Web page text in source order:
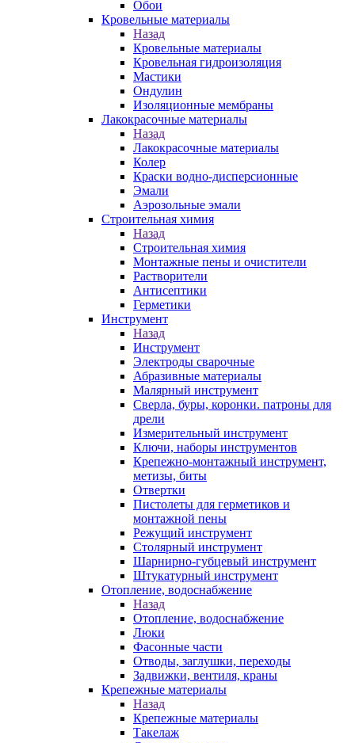
Обои
Кровельные материалы
Назад
Кровельные материалы
Кровельная гидроизоляция
Мастики
Ондулин
Изоляционные мембраны
Лакокрасочные материалы
Назад
Лакокрасочные материалы
Колер
Краски водно-дисперсионные
Эмали
Аэрозольные эмали
Строительная химия
Назад
Строительная химия
Монтажные пены и очистители
Растворители
Антисептики
Герметики
Инструмент
Назад
Инструмент
Электроды сварочные
Абразивные материалы
Малярный инструмент
Сверла, буры, коронки. патроны для
дрели
Измерительный инструмент
Ключи, наборы инструментов
Крепежно-монтажный инструмент,
метизы, биты
Отвертки
Пистолеты для герметиков и
монтажной пены
Режущий инструмент
Столярный инструмент
Шарнирно-губцевый инструмент
Штукатурный инструмент
Отопление, водоснабжение
Назад
Отопление, водоснабжение
Люки
Фасонные части
Отводы, заглушки, переходы
Задвижки, вентиля, краны
Крепежные материалы
Назад
Крепежные материалы
Такелаж